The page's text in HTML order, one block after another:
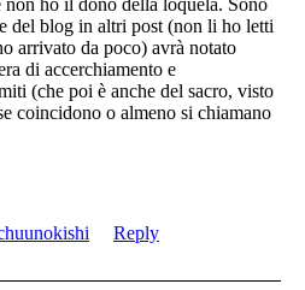
non ho il dono della loquela. Sono
del blog in altri post (non li ho letti
arrivato da poco) avrà notato
di accerchiamento e
(che poi è anche del sacro, visto
coincidono o almeno si chiamano
Reply